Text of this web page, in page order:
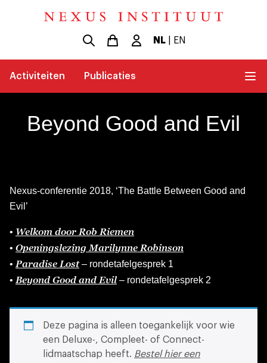
NL| EN
Activiteiten Publicaties
Beyond Good and Evil
Nexus-conferentie 2018, ‘The Battle Between Good and
Evil’
• Welkom door Rob Riemen
• Openingslezing Marilynne Robinson
• Paradise Lost– rondetafelgesprek 1
• Beyond Good and Evil– rondetafelgesprek 2
Deze pagina is alleen toegankelijk voor wie
een Deluxe-, Compleet- of Connect-
lidmaatschap heeft. Bestel hier een